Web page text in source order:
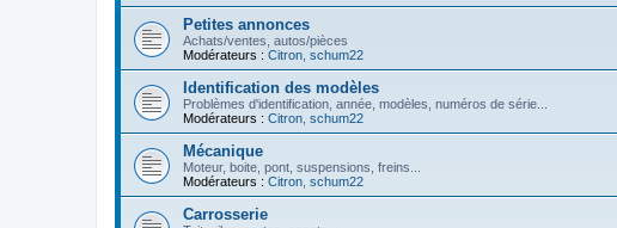
Petites annonces
Achats/ventes, autos/pièces
Modérateurs : Citron schum22
Identification des modèles
Problèmes d'identification, année, modèles, numéros de série...
Modérateurs : Citron schum22
Mécanique
Moteur, boite, pont, suspensions, freins...
Modérateurs : Citron schum22
Carrosserie